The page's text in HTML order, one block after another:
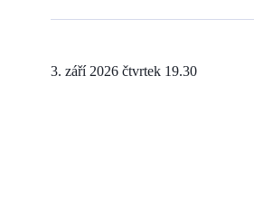
3. září 2026 čtvrtek 19.30